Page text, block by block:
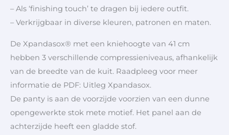
– Als ‘finishing touch’ te dragen bij iedere outfit.
– Verkrijgbaar in diverse kleuren, patronen en maten.
De Xpandasox® met een kniehoogte van 41 cm
hebben 3 verschillende compressieniveaus, afhankelijk
van de breedte van de kuit. Raadpleeg voor meer
informatie de PDF: Uitleg Xpandasox.
De panty is aan de voorzijde voorzien van een dunne
opengewerkte stok mete motief. Het panel aan de
achterzijde heeft een gladde stof.